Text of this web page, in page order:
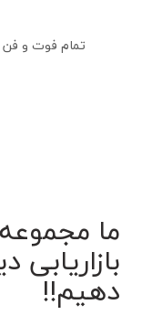
تمام فوت و فن
ما
بازاریابی
دهیم!!